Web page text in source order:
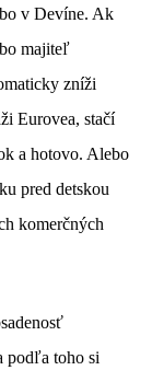
v Devíne. Ak
majiteľ
zníži
Eurovea, stačí
a hotovo. Alebo
pred detskou
komerčných
podľa toho si